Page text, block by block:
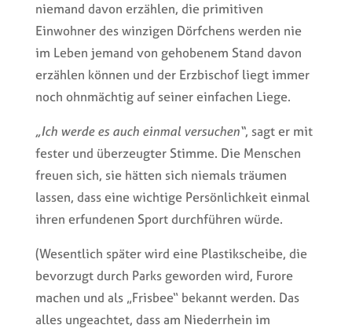
niemand davon erzählen, die primitiven
Einwohner des winzigen Dörfchens werden nie
im Leben jemand von gehobenem Stand davon
erzählen können und der Erzbischof liegt immer
noch ohnmächtig auf seiner einfachen Liege.
„Ich werde es auch einmal versuchen“, sagt er mit
fester und überzeugter Stimme. Die Menschen
freuen sich, sie hätten sich niemals träumen
lassen, dass eine wichtige Persönlichkeit einmal
ihren erfundenen Sport durchführen würde.
(Wesentlich später wird eine Plastikscheibe, die
bevorzugt durch Parks geworden wird, Furore
machen und als „Frisbee“ bekannt werden. Das
alles ungeachtet, dass am Niederrhein im